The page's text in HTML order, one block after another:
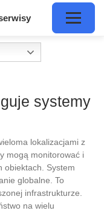
systemy
lokalizacjami z
mogą monitorować i
obiektach. System
globalne. To
infrastrukturze.
na wielu